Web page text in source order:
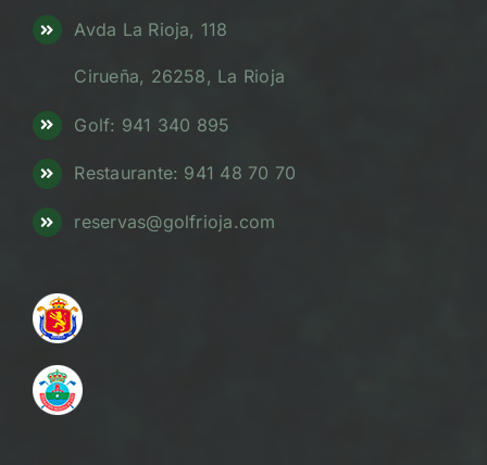
Avda La Rioja, 118
Cirueña, 26258, La Rioja
Golf: 941 340 895
Restaurante: 941 48 70 70
reservas@golfrioja.com